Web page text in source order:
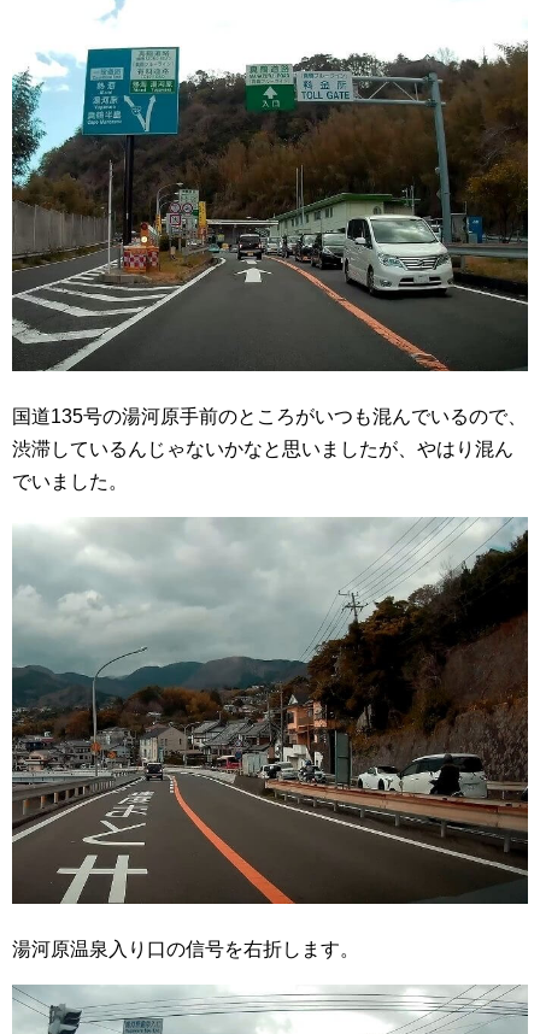
国道135号の湯河原手前のところがいつも混んでいるので、
渋滞しているんじゃないかなと思いましたが、やはり混ん
でいました。
湯河原温泉入り口の信号を右折します。